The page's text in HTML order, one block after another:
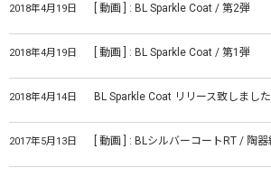
2018年4月19日 [ 動画 ] : BL Sparkle Coat / 第2弾
2018年4月19日 [ 動画 ] : BL Sparkle Coat / 第1弾
2018年4月14日 BL Sparkle Coat リリース致しました
2017年5月13日 [ 動画 ] : BLシルバーコートRT / 陶器